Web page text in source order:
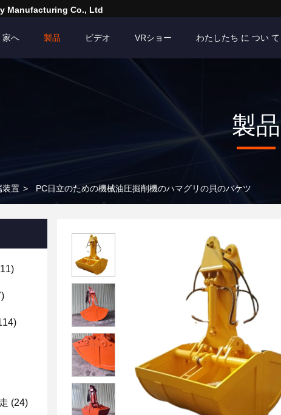
Manufacturing Co., Ltd
家へ 製品 ビデオ VRショー わたしたち に つい て
製品
装置 > PC日立のための機械油圧掘削機のハマグリの貝のバケツ
(24)